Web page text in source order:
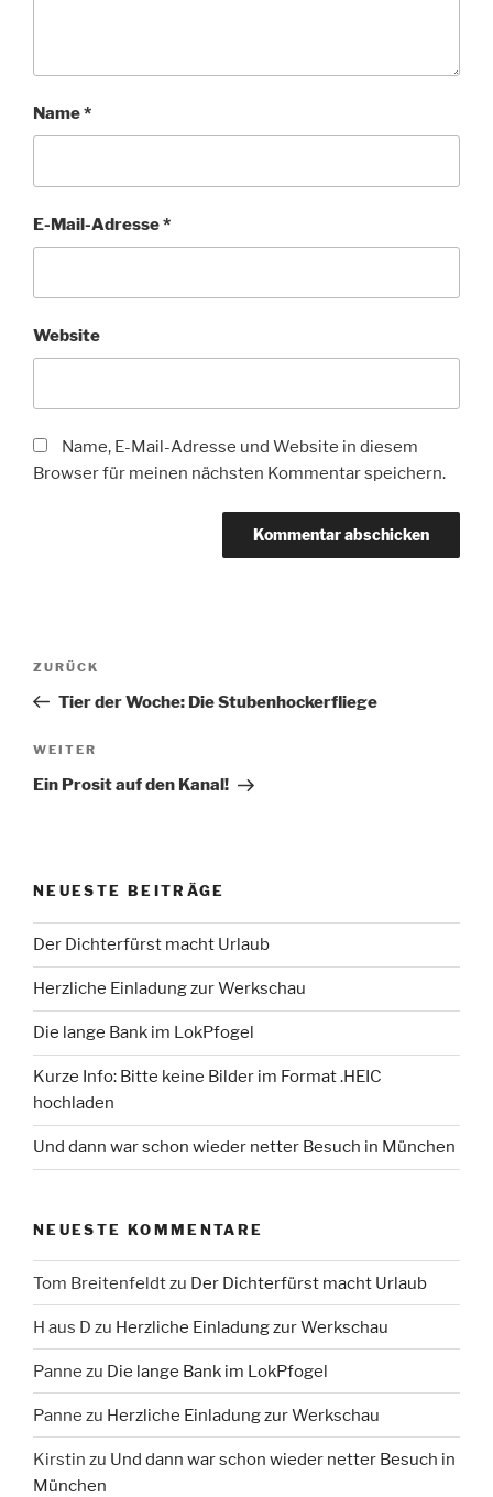
Name*
E-Mail-Adresse*
Website
Name, E-Mail-Adresse und Website in diesem
Browser für meinen nächsten Kommentar speichern.
Beitragsnavigation
Vorheriger
Beitrag
ZURÜCK
Tier der Woche: Die Stubenhockerfliege
Nächster
Beitrag
WEITER
Ein Prosit auf den Kanal!
NEUESTE BEITRÄGE
Der Dichterfürst macht Urlaub
Herzliche Einladung zur Werkschau
Die lange Bank im LokPfogel
Kurze Info: Bitte keine Bilder im Format .HEIC
hochladen
Und dann war schon wieder netter Besuch in München
NEUESTE KOMMENTARE
Tom Breitenfeldtzu Der Dichterfürst macht Urlaub
H aus D zu Herzliche Einladung zur Werkschau
Panne zu Die lange Bank im LokPfogel
Panne zu Herzliche Einladung zur Werkschau
Kirstin zu Und dann war schon wieder netter Besuch in
München